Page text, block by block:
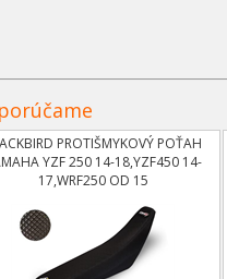
PROTIŠMYKOVÝ POŤAH
YZF 250 14-18,YZF450 14-
17,WRF250 OD 15